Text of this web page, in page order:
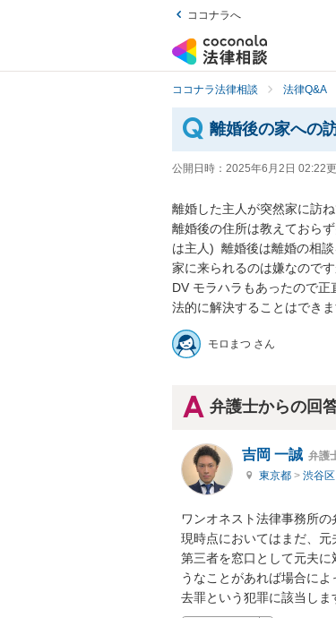
ココナラへ
ココナラ法律相談 法律Q&A
離婚後の家への
公開日時： 2025年6月2日 02:22
離婚した主人が突然家に訪ね
離婚後の住所は教えておら
は主人)  離婚後は離婚の相
家に来られるのは嫌なので
DV モラハラもあったので正
法的に解決することはできま
モロまつ さん
弁護士からの回
吉岡 一誠 弁護
東京都 > 渋谷区
ワンオネスト法律事務所の
現時点においてはまだ、
第三者を窓口として元夫
うなことがあれば場合に
去罪という犯罪に該当しま